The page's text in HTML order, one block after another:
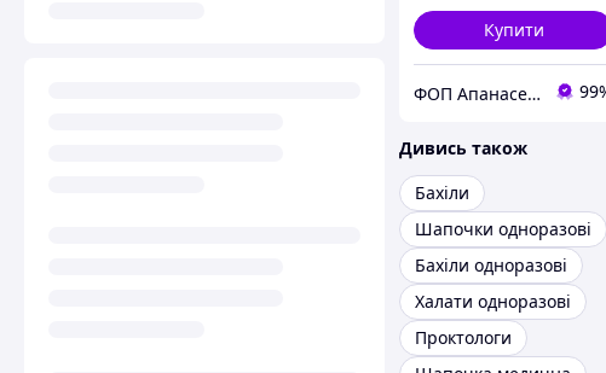
Купити
ФОП Апанасенко В.М.
Дивись також
Бахіли
Шапочки одноразові
Бахіли одноразові
Халати одноразові
Проктологи